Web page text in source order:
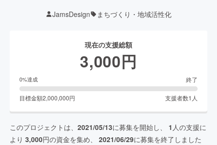
JamsDesign まちづくり・地域活性化
現在の支援総額
3,000円
0%達成 終了
目標金額2,000,000円 支援者数1 人
このプロジェクトは、 2021/05/13に募集を開始し、 1 人の支援に
より 3,000円の資金を集め、 2021/06/29に募集を終了しました